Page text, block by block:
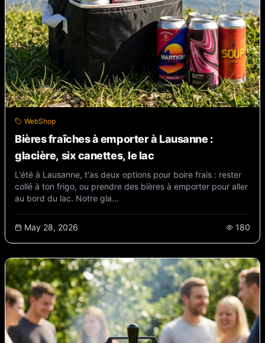
WebShop
Bières fraîches à emporter à Lausanne :
glacière, six canettes, le lac
L'été à Lausanne, t'as deux options pour boire frais : rester
collé à ton frigo, ou prendre des bières à emporter pour aller
au bord du lac. Notre gla...
May 28, 2026 180